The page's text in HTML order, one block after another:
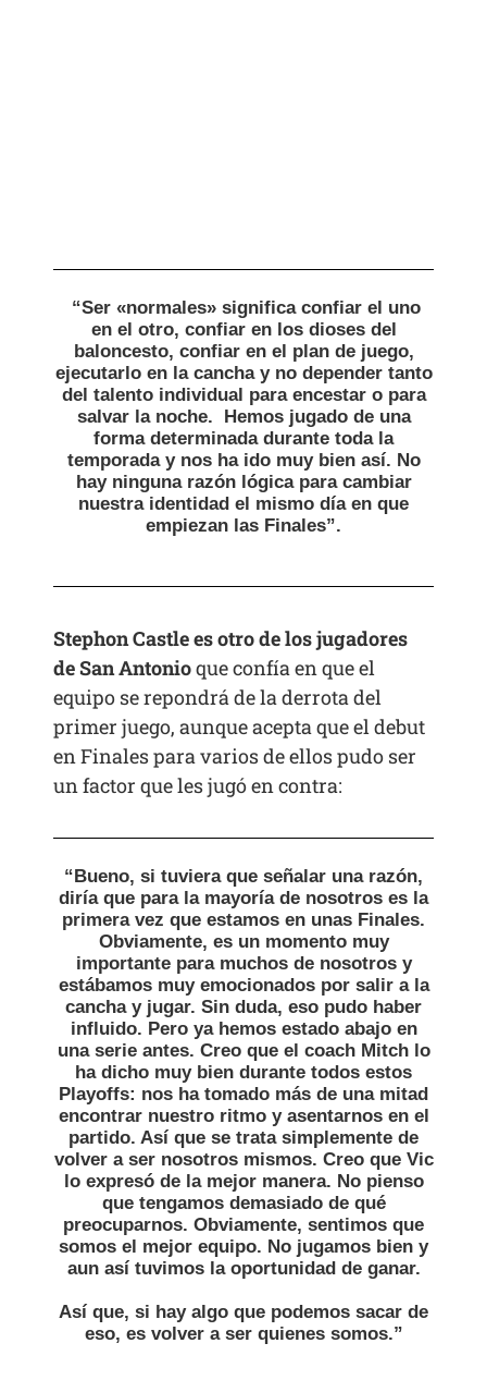
“Ser «normales» significa confiar el uno
en el otro, confiar en los dioses del
baloncesto, confiar en el plan de juego,
ejecutarlo en la cancha y no depender tanto
del talento individual para encestar o para
salvar la noche. Hemos jugado de una
forma determinada durante toda la
temporada y nos ha ido muy bien así. No
hay ninguna razón lógica para cambiar
nuestra identidad el mismo día en que
empiezan las Finales”.
Stephon Castle es otro de los jugadores
de San Antonioque confía en que el
equipo se repondrá de la derrota del
primer juego, aunque acepta que el debut
en Finales para varios de ellos pudo ser
un factor que les jugó en contra:
“Bueno, si tuviera que señalar una razón,
diría que para la mayoría de nosotros es la
primera vez que estamos en unas Finales.
Obviamente, es un momento muy
importante para muchos de nosotros y
estábamos muy emocionados por salir a la
cancha y jugar. Sin duda, eso pudo haber
influido. Pero ya hemos estado abajo en
una serie antes. Creo que el coach Mitch lo
ha dicho muy bien durante todos estos
Playoffs: nos ha tomado más de una mitad
encontrar nuestro ritmo y asentarnos en el
partido. Así que se trata simplemente de
volver a ser nosotros mismos. Creo que Vic
lo expresó de la mejor manera. No pienso
que tengamos demasiado de qué
preocuparnos. Obviamente, sentimos que
somos el mejor equipo. No jugamos bien y
aun así tuvimos la oportunidad de ganar.
Así que, si hay algo que podemos sacar de
eso, es volver a ser quienes somos.”